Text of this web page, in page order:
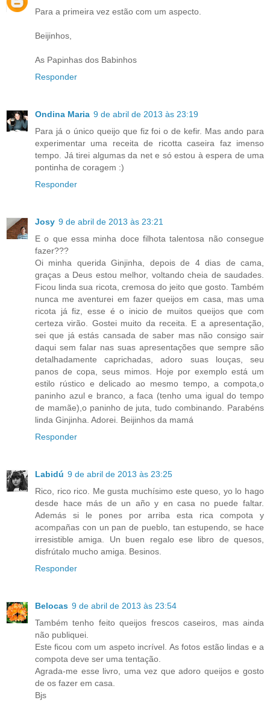
Para a primeira vez estão com um aspecto.
Beijinhos,
As Papinhas dos Babinhos
Responder
Ondina Maria 9 de abril de 2013 às 23:19
Para já o único queijo que fiz foi o de kefir. Mas ando para
experimentar uma receita de ricotta caseira faz imenso
tempo. Já tirei algumas da net e só estou à espera de uma
pontinha de coragem :)
Responder
Josy 9 de abril de 2013 às 23:21
E o que essa minha doce filhota talentosa não consegue
fazer???
Oi minha querida Ginjinha, depois de 4 dias de cama,
graças a Deus estou melhor, voltando cheia de saudades.
Ficou linda sua ricota, cremosa do jeito que gosto. Também
nunca me aventurei em fazer queijos em casa, mas uma
ricota já fiz, esse é o inicio de muitos queijos que com
certeza virão. Gostei muito da receita. E a apresentação,
sei que já estás cansada de saber mas não consigo sair
daqui sem falar nas suas apresentações que sempre são
detalhadamente caprichadas, adoro suas louças, seu
panos de copa, seus mimos. Hoje por exemplo está um
estilo rústico e delicado ao mesmo tempo, a compota,o
paninho azul e branco, a faca (tenho uma igual do tempo
de mamãe),o paninho de juta, tudo combinando. Parabéns
linda Ginjinha. Adorei. Beijinhos da mamá
Responder
Labidú 9 de abril de 2013 às 23:25
Rico, rico rico. Me gusta muchísimo este queso, yo lo hago
desde hace más de un año y en casa no puede faltar.
Además si le pones por arriba esta rica compota y
acompañas con un pan de pueblo, tan estupendo, se hace
irresistible amiga. Un buen regalo ese libro de quesos,
disfrútalo mucho amiga. Besinos.
Responder
Belocas 9 de abril de 2013 às 23:54
Também tenho feito queijos frescos caseiros, mas ainda
não publiquei.
Este ficou com um aspeto incrível. As fotos estão lindas e a
compota deve ser uma tentação.
Agrada-me esse livro, uma vez que adoro queijos e gosto
de os fazer em casa.
Bjs